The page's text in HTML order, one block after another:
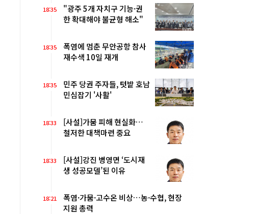
18:35
"광주 5개 자치구 기능·권
한 확대해야 불균형 해소"
18:35
폭염에 멈춘 무안공항 참사
재수색 10일 재개
18:35
민주 당권 주자들, 텃밭 호남
민심잡기 '사활'
18:33
[사설]가뭄 피해 현실화…
철저한 대책마련 중요
18:33
[사설]강진 병영면 ‘도시재
생 성공모델’된 이유
18:21
폭염·가뭄·고수온 비상…농·수협, 현장
지원 총력